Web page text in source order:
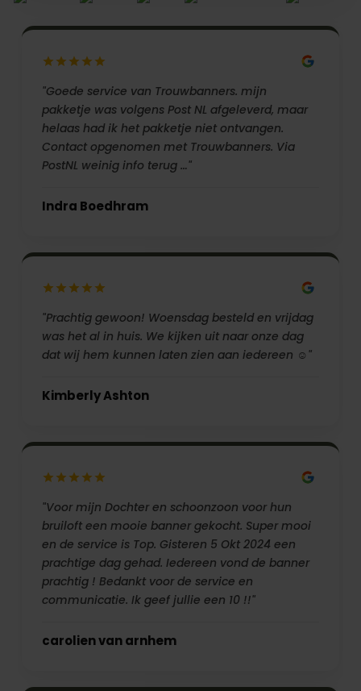
"Goede service van Trouwbanners. mijn
pakketje was volgens Post NL afgeleverd, maar
helaas had ik het pakketje niet ontvangen.
Contact opgenomen met Trouwbanners. Via
PostNL weinig info terug …"
Indra Boedhram
"Prachtig gewoon! Woensdag besteld en vrijdag
was het al in huis. We kijken uit naar onze dag
dat wij hem kunnen laten zien aan iedereen ☺️"
Kimberly Ashton
"Voor mijn Dochter en schoonzoon voor hun
bruiloft een mooie banner gekocht. Super mooi
en de service is Top. Gisteren 5 Okt 2024 een
prachtige dag gehad. Iedereen vond de banner
prachtig ! Bedankt voor de service en
communicatie. Ik geef jullie een 10 !!"
carolien van arnhem